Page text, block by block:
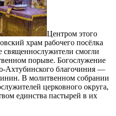
Центром этого
храм рабочего посёлка
смогли
порыве. Богослужение
благочиния —
В молитвенном собрании
церковного округа,
единства пастырей в их